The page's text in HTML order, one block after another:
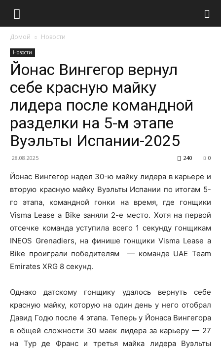
Домой Новости
Новости
Йонас Вингегор вернул
себе красную майку
лидера после командной
разделки на 5-м этапе
Вуэльты Испании-2025
28.08.2025 0
240
Йонас Вингегор надел 30-ю майку лидера в карьере и
вторую красную майку Вуэльты Испании по итогам 5-
го этапа, командной гонки на время, где гонщики
Visma Lease a Bike заняли 2-е место. Хотя на первой
отсечке команда уступила всего 1 секунду гонщикам
INEOS Grenadiers, на финише гонщики Visma Lease a
Bike проиграли победителям — команде UAE Team
Emirates XRG 8 секунд.
Однако датскому гонщику удалось вернуть себе
красную майку, которую на один день у него отобрал
Давид Годю после 4 этапа. Теперь у Йонаса Вингегора
в общей сложности 30 маек лидера за карьеру — 27
на Тур де Франс и третья майка лидера Вуэльты